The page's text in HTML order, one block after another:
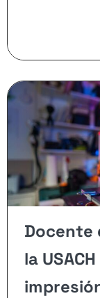
Docente
la